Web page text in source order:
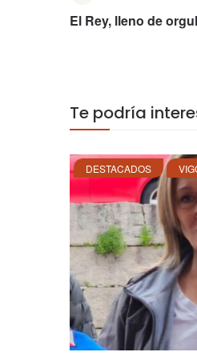
El Rey, lleno de
Te podría
DESTACADOS